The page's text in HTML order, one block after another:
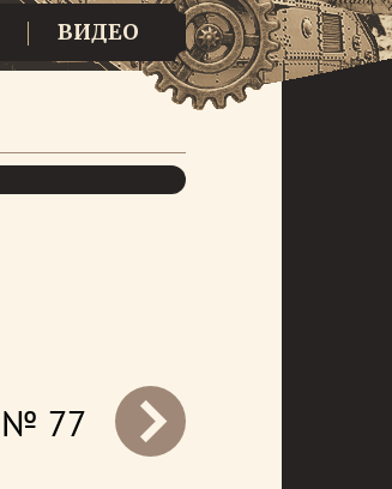
ВИДЕО
prev
№ 77